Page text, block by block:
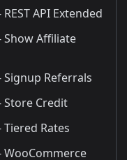
API Extended
Show Affiliate
Signup Referrals
Store Credit
Rates
WooCommerce